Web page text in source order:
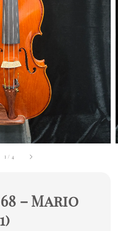
1 / 4
68－Mario